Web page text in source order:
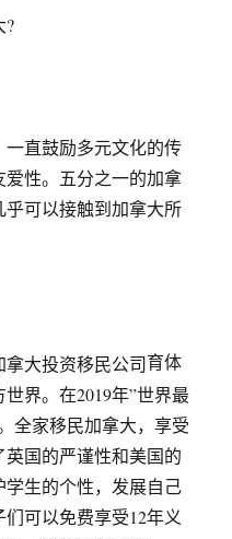
直鼓励多元文化的传
性。五分之一的加拿
可以接触到加拿大所
育体
界。在2019年”世界最
全家移民加拿大，享受
国的严谨性和美国的
生的个性，发展自己
可以免费享受12年义